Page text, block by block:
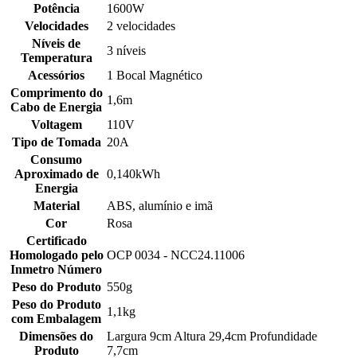
Potência
1600W
Velocidades
2 velocidades
Níveis de
Temperatura
3 níveis
Acessórios
1 Bocal Magnético
Comprimento do
Cabo de Energia
1,6m
Voltagem
110V
Tipo de Tomada 20A
Consumo
Aproximado de
Energia
0,140kWh
Material
ABS, alumínio e imã
Cor
Rosa
Certificado
Homologado pelo
Inmetro Número
OCP 0034 - NCC24.11006
Peso do Produto 550g
Peso do Produto
com Embalagem
1,1kg
Dimensões do
Produto
Largura 9cm Altura 29,4cm Profundidade
7,7cm